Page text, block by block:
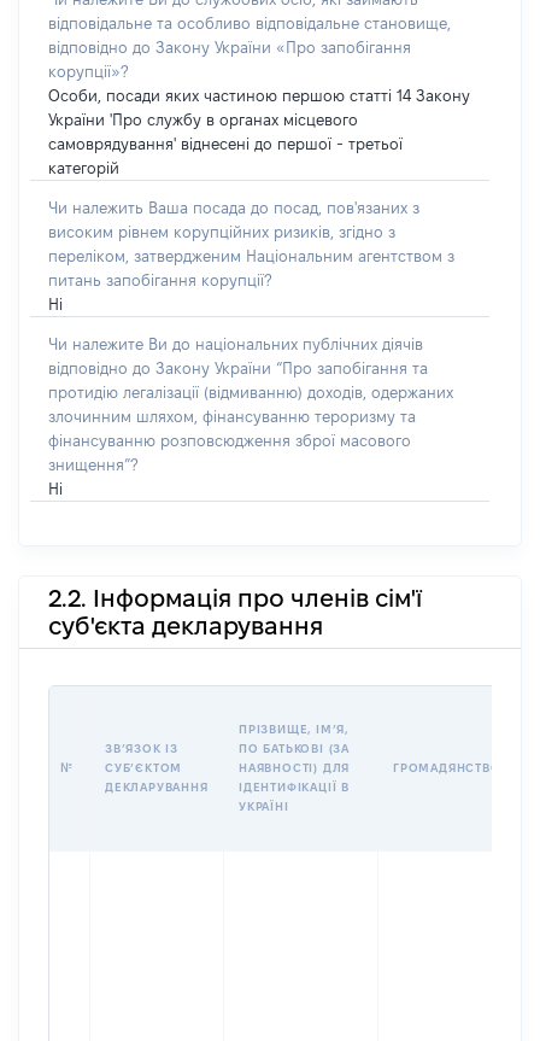
відповідальне та особливо відповідальне становище,
відповідно до Закону України «Про запобігання
корупції»?
Особи, посади яких частиною першою статті 14 Закону
України 'Про службу в органах місцевого
самоврядування' віднесені до першої - третьої
категорій
Чи належить Ваша посада до посад, пов'язаних з
високим рівнем корупційних ризиків, згідно з
переліком, затвердженим Національним агентством з
питань запобігання корупції?
Ні
Чи належите Ви до національних публічних діячів
відповідно до Закону України “Про запобігання та
протидію легалізації (відмиванню) доходів, одержаних
злочинним шляхом, фінансуванню тероризму та
фінансуванню розповсюдження зброї масового
знищення”?
Ні
2.2. Інформація про членів сім'ї
суб'єкта декларування
№
ЗВʼЯЗОК ІЗ
СУБʼЄКТОМ
ДЕКЛАРУВАННЯ
ПРІЗВИЩЕ, ІМʼЯ,
ПО БАТЬКОВІ (ЗА
НАЯВНОСТІ) ДЛЯ
ІДЕНТИФІКАЦІЇ В
УКРАЇНІ
ГРОМАДЯНСТВО